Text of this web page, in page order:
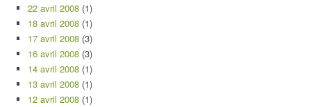
22 avril 2008 (1)
18 avril 2008 (1)
17 avril 2008 (3)
16 avril 2008 (3)
14 avril 2008 (1)
13 avril 2008 (1)
12 avril 2008 (1)